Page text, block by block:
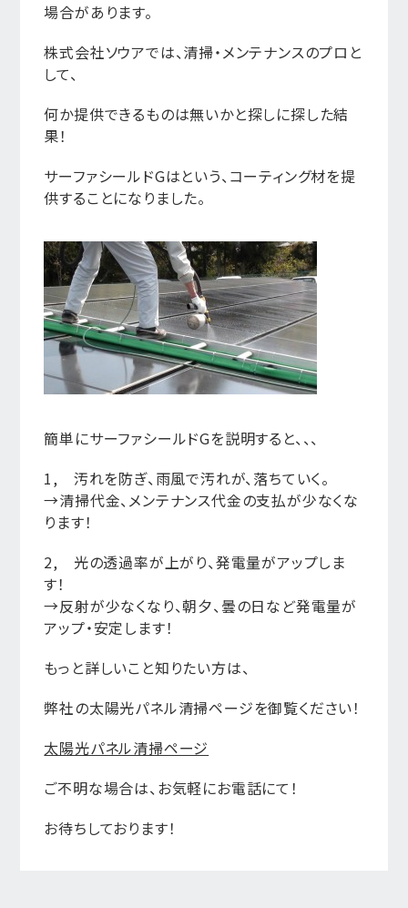
場合があります。
株式会社ソウアでは、清掃・メンテナンスのプロと
して、
何か提供できるものは無いかと探しに探した結
果！
サーファシールドGはという、コーティング材を提
供することになりました。
簡単にサーファシールドGを説明すると、、、
1, 汚れを防ぎ、雨風で汚れが、落ちていく。
→清掃代金、メンテナンス代金の支払が少なくな
ります！
2, 光の透過率が上がり、発電量がアップしま
す！
→反射が少なくなり、朝夕、曇の日など発電量が
アップ・安定します！
もっと詳しいこと知りたい方は、
弊社の太陽光パネル清掃ページを御覧ください！
太陽光パネル清掃ページ
ご不明な場合は、お気軽にお電話にて！
お待ちしております！